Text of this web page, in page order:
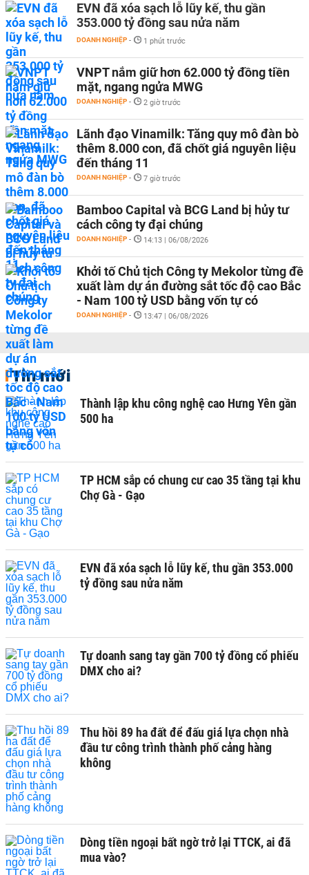
EVN đã xóa sạch lỗ lũy kế, thu gần
353.000 tỷ đồng sau nửa năm
DOANH NGHIỆP - 1 phút trước
VNPT nắm giữ hơn 62.000 tỷ đồng tiền
mặt, ngang ngửa MWG
DOANH NGHIỆP - 2 giờ trước
Lãnh đạo Vinamilk: Tăng quy mô đàn bò
thêm 8.000 con, đã chốt giá nguyên liệu
đến tháng 11
DOANH NGHIỆP - 7 giờ trước
Bamboo Capital và BCG Land bị hủy tư
cách công ty đại chúng
DOANH NGHIỆP - 14:13 | 06/08/2026
Khởi tố Chủ tịch Công ty Mekolor từng đề
xuất làm dự án đường sắt tốc độ cao Bắc
- Nam 100 tỷ USD bằng vốn tự có
DOANH NGHIỆP - 13:47 | 06/08/2026
Tin mới
Thành lập khu công nghệ cao Hưng Yên gần
500 ha
TP HCM sắp có chung cư cao 35 tầng tại khu
Chợ Gà - Gạo
EVN đã xóa sạch lỗ lũy kế, thu gần 353.000
tỷ đồng sau nửa năm
Tự doanh sang tay gần 700 tỷ đồng cổ phiếu
DMX cho ai?
Thu hồi 89 ha đất để đấu giá lựa chọn nhà
đầu tư công trình thành phố cảng hàng
không
Dòng tiền ngoại bất ngờ trở lại TTCK, ai đã
mua vào?